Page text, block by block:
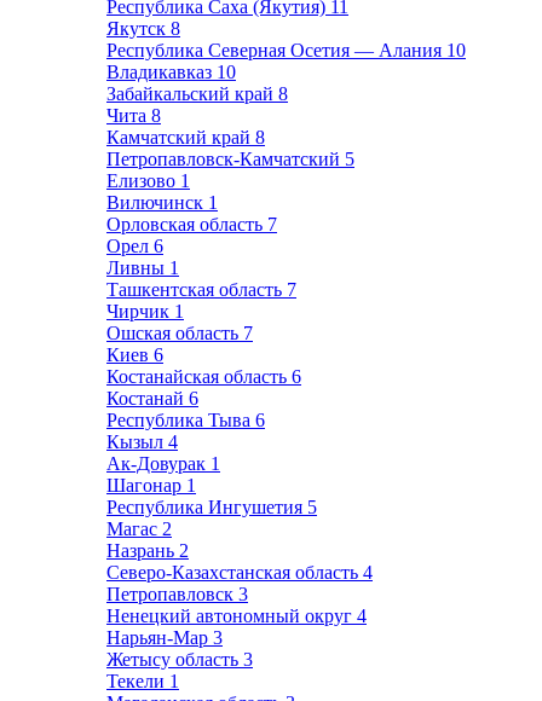
Республика Саха (Якутия) 11
Якутск 8
Республика Северная Осетия — Алания 10
Владикавказ 10
Забайкальский край 8
Чита 8
Камчатский край 8
Петропавловск-Камчатский 5
Елизово 1
Вилючинск 1
Орловская область 7
Орел 6
Ливны 1
Ташкентская область 7
Чирчик 1
Ошская область 7
Киев 6
Костанайская область 6
Костанай 6
Республика Тыва 6
Кызыл 4
Ак-Довурак 1
Шагонар 1
Республика Ингушетия 5
Магас 2
Назрань 2
Северо-Казахстанская область 4
Петропавловск 3
Ненецкий автономный округ 4
Нарьян-Мар 3
Жетысу область 3
Текели 1